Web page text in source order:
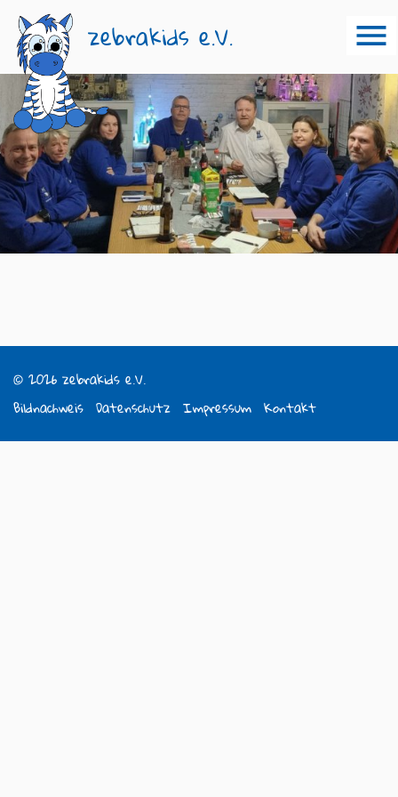
zebrakids e.V.
© 2026 zebrakids e.V.
Bildnachweis Datenschutz Impressum Kontakt